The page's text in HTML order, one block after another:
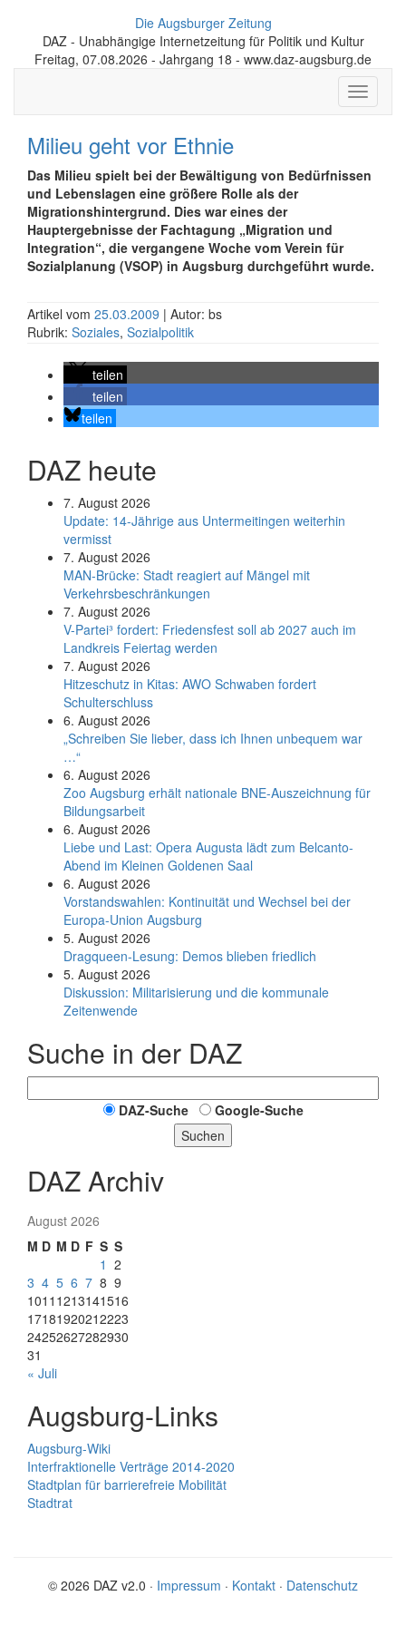
Die Augsburger Zeitung
DAZ - Unabhängige Internetzeitung für Politik und Kultur
Freitag, 07.08.2026 - Jahrgang 18 - www.daz-augsburg.de
Toggle
Milieu geht vor Ethnie
Das Milieu spielt bei der Bewältigung von Bedürfnissen
und Lebenslagen eine größere Rolle als der
Migrationshintergrund. Dies war eines der
Hauptergebnisse der Fachtagung „Migration und
Integration“, die vergangene Woche vom Verein für
Sozialplanung (VSOP) in Augsburg durchgeführt wurde.
Artikel vom 25.03.2009 | Autor: bs
Rubrik: Soziales, Sozialpolitik
teilen
teilen
teilen
DAZ heute
7. August 2026
Update: 14-Jährige aus Untermeitingen weiterhin
vermisst
7. August 2026
MAN-Brücke: Stadt reagiert auf Mängel mit
Verkehrsbeschränkungen
7. August 2026
V-Partei­³ fordert: Friedens­fest soll ab 2027 auch im
Land­kreis Feier­tag werden
7. August 2026
Hitzeschutz in Kitas: AWO Schwaben fordert
Schulterschluss
6. August 2026
„Schreiben Sie lieber, dass ich Ihnen unbequem war
…“
6. August 2026
Zoo Augsburg erhält nationale BNE-Auszeichnung für
Bildungsarbeit
6. August 2026
Liebe und Last: Opera Augusta lädt zum Belcanto-
Abend im Kleinen Goldenen Saal
6. August 2026
Vorstandswahlen: Kontinuität und Wechsel bei der
Europa-Union Augsburg
5. August 2026
Dragqueen-Lesung: Demos blieben friedlich
5. August 2026
Diskussion: Mi­li­ta­ri­sie­rung und die kommunale
Zeitenwende
Suche in der DAZ
DAZ-Suche
Google-Suche
Suchen
DAZ Archiv
August 2026
M D M D F S S
1 2
3 4 5 6 7 8 9
1011 1213141516
17181920212223
24252627282930
31
« Juli
Augsburg-Links
Augsburg-Wiki
Interfraktionelle Verträge 2014-2020
Stadtplan für barrierefreie Mobilität
Stadtrat
© 2026 DAZ v2.0 · Impressum · Kontakt · Datenschutz